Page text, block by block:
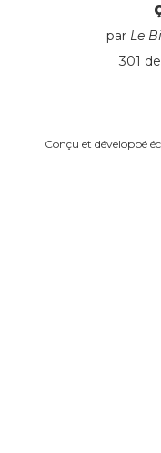
par Le
301
Conçu et développé